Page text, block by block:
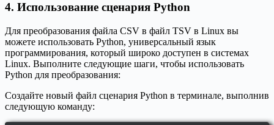
4. Использование сценария Python
Для преобразования файла CSV в файл TSV в Linux вы
можете использовать Python, универсальный язык
программирования, который широко доступен в системах
Linux. Выполните следующие шаги, чтобы использовать
Python для преобразования:
Создайте новый файл сценария Python в терминале, выполнив
следующую команду: